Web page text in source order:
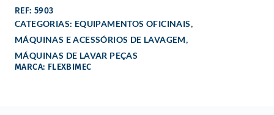
REF: 5903
CATEGORIAS: EQUIPAMENTOS OFICINAIS,
MÁQUINAS E ACESSÓRIOS DE LAVAGEM,
MÁQUINAS DE LAVAR PEÇAS
MARCA: FLEXBIMEC